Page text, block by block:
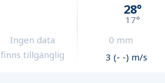
Ingen data
finns tillgänglig
28°
17°
0 mm
3 (- -) m/s